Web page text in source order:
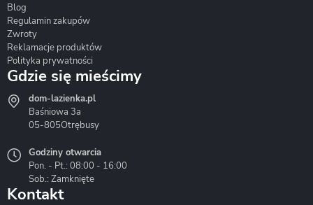
Hydrostop
Liveno
Blog
Regulamin zakupów
Zwroty
Reklamacje produktów
Polityka prywatności
Gdzie się mieścimy
dom-lazienka.pl
Baśniowa 3a
05-805Otrębusy
Godziny otwarcia
Pon. - Pt.: 08:00 - 16:00
Sob.: Zamknięte
Kontakt